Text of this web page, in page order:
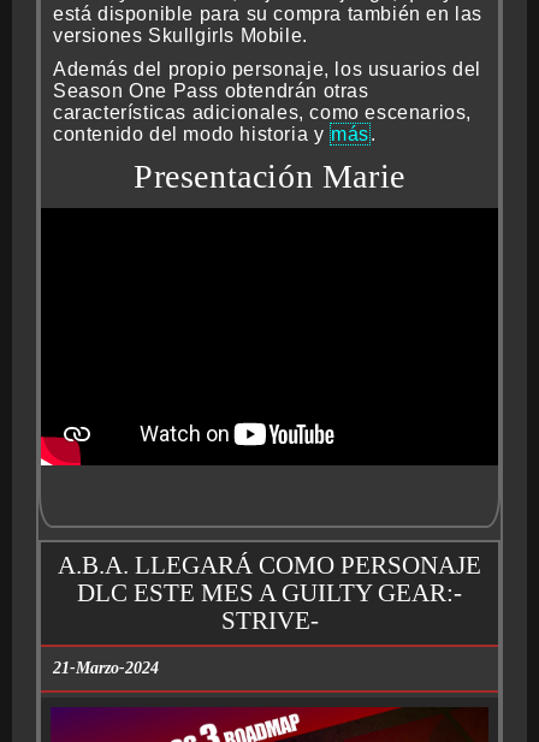
está disponible para su compra también en las
versiones Skullgirls Mobile.
Además del propio personaje, los usuarios del
Season One Pass obtendrán otras
características adicionales, como escenarios,
contenido del modo historia ymás.
Presentación Marie
A.B.A. LLEGARÁ COMO PERSONAJE
DLC ESTE MES A GUILTY GEAR:-
STRIVE-
21-Marzo-2024